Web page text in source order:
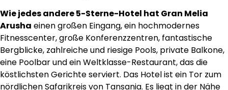
Wie jedes andere 5-Sterne-Hotel hat Gran Melia
Arusha einen großen Eingang, ein hochmodernes
Fitnesscenter, große Konferenzzentren, fantastische
Bergblicke, zahlreiche und riesige Pools, private Balkone,
eine Poolbar und ein Weltklasse-Restaurant, das die
köstlichsten Gerichte serviert. Das Hotel ist ein Tor zum
nördlichen Safarikreis von Tansania. Es liegt in der Nähe